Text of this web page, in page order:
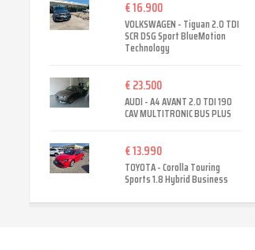
€ 16.900
VOLKSWAGEN - Tiguan 2.0 TDI
SCR DSG Sport BlueMotion
Technology
€ 23.500
AUDI - A4 AVANT 2.0 TDI 190
CAV MULTITRONIC BUS PLUS
€ 13.990
TOYOTA - Corolla Touring
Sports 1.8 Hybrid Business